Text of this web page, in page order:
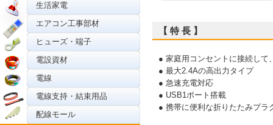
生活家電
エアコン工事部材
ヒューズ・端子
電設資材
電線
電線支持・結束用品
配線モール
【 特 長 】
● 家庭用コンセントに接続して
● 最大2.4Aの高出力タイプ
● 急速充電対応
● USB1ポート搭載
● 携帯に便利な折りたたみプラ